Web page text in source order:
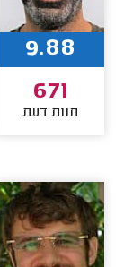
9.88
671
חוות דעת